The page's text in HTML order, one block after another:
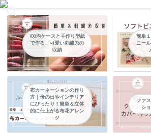
暮らしの中のパッチワークやハンドメイ
100均ケースと手作り型紙
で作る、可愛い刺繍糸の
収納
簡単
ニー
布カーネーションの作り
方｜母の日やインテリア
にぴったり！簡単＆立体
的に仕上がる布花アレン
ジ
ファ
シ